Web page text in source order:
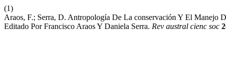
(1)
Araos, F.; Serra, D. Antropología De La conservación Y El Manejo
Editado Por Francisco Araos Y Daniela Serra. Rev austral cienc soc